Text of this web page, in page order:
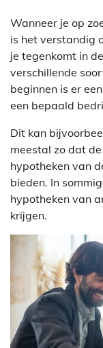
Wanneer je op
is het verstandig
je tegenkomt in
verschillende
beginnen is er
een bepaald
Dit kan
meestal zo dat
hypotheken van
bieden. In
hypotheken van
krijgen.